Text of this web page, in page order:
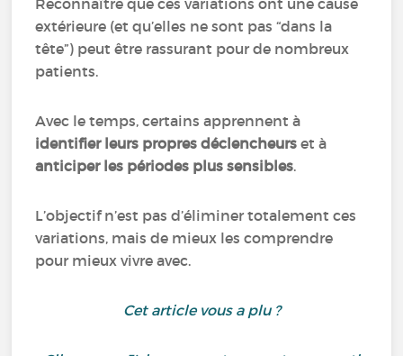
Reconnaître que ces variations ont une cause
extérieure (et qu’elles ne sont pas “dans la
tête”) peut être rassurant pour de nombreux
patients.
Avec le temps, certains apprennent à
identifier leurs propres déclencheurs et à
anticiper les périodes plus sensibles.
L’objectif n’est pas d’éliminer totalement ces
variations, mais de mieux les comprendre
pour mieux vivre avec.
Cet article vous a plu ?